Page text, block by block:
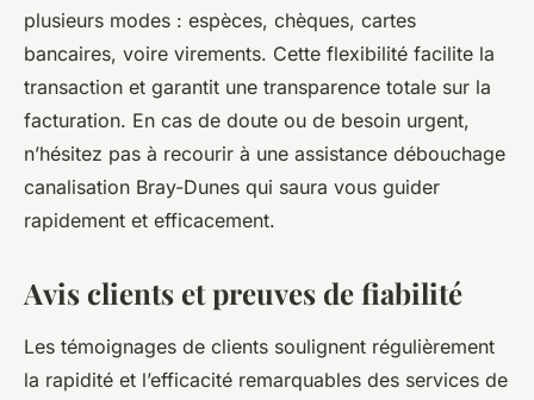
plusieurs modes : espèces, chèques, cartes
bancaires, voire virements. Cette flexibilité facilite la
transaction et garantit une transparence totale sur la
facturation. En cas de doute ou de besoin urgent,
n’hésitez pas à recourir à une assistance débouchage
canalisation Bray-Dunes qui saura vous guider
rapidement et efficacement.
Avis clients et preuves de fiabilité
Les témoignages de clients soulignent régulièrement
la rapidité et l’efficacité remarquables des services de